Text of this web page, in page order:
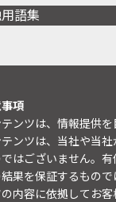
語集
項
ンツは、情報提供を
ンツは、当社や当
はございません。
果を保証するもの
内容に依拠してお